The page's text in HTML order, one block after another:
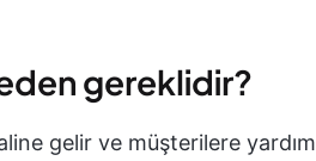
gereklidir?
gelir ve müşterilere yardım